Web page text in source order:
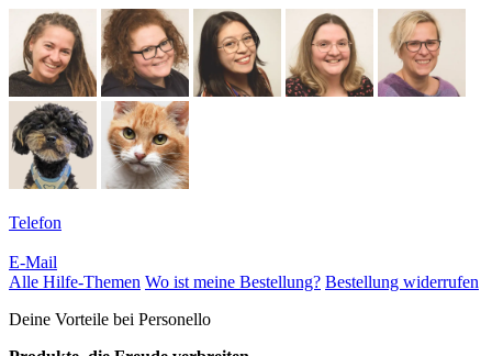
Telefon
E-Mail
Alle Hilfe-Themen Wo ist meine Bestellung? Bestellung widerrufen
Deine Vorteile bei Personello